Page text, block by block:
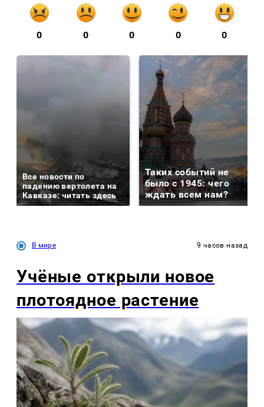
0 0 0 0 0
Все новости по
падению вертолета на
Кавказе: читать здесь
Таких событий не
было с 1945: чего
ждать всем нам?
В мире 9 часов назад
Учёные открыли новое
плотоядное растение